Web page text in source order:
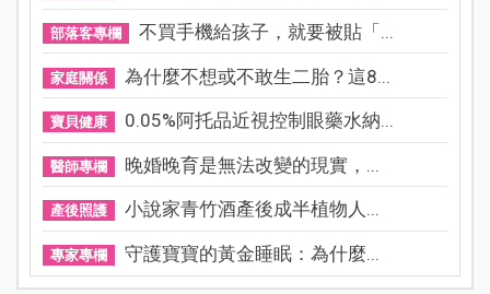
部落客專欄 不買手機給孩子，就要被貼「...
家庭關係 為什麼不想或不敢生二胎？這8...
寶貝健康 0.05%阿托品近視控制眼藥水納...
醫師專欄 晚婚晚育是無法改變的現實，...
產後照護 小說家青竹酒產後成半植物人...
專家專欄 守護寶寶的黃金睡眠：為什麼...